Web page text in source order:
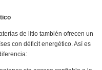
de litio también ofrecen un
con déficit energético. Así es